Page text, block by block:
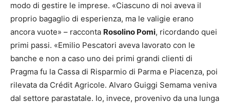
modo di gestire le imprese. «Ciascuno di noi aveva il
proprio bagaglio di esperienza, ma le valigie erano
ancora vuote» – racconta Rosolino Pomi, ricordando quei
primi passi. «Emilio Pescatori aveva lavorato con le
banche e non a caso uno dei primi grandi clienti di
Pragma fu la Cassa di Risparmio di Parma e Piacenza, poi
rilevata da Crédit Agricole. Alvaro Guiggi Semama veniva
dal settore parastatale. Io, invece, provenivo da una lunga